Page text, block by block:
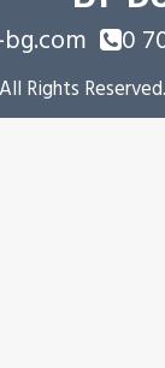
0
Rights Reserved.